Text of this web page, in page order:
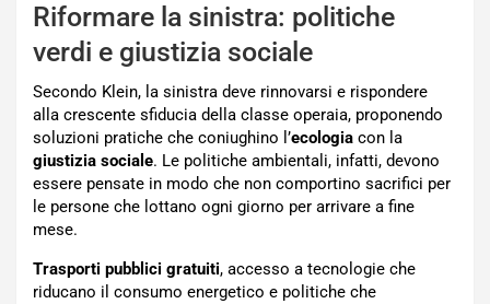
Riformare la sinistra: politiche
verdi e giustizia sociale
Secondo Klein, la sinistra deve rinnovarsi e rispondere
alla crescente sfiducia della classe operaia, proponendo
soluzioni pratiche che coniughino l’ecologia con la
giustizia sociale. Le politiche ambientali, infatti, devono
essere pensate in modo che non comportino sacrifici per
le persone che lottano ogni giorno per arrivare a fine
mese.
Trasporti pubblici gratuiti, accesso a tecnologie che
riducano il consumo energetico e politiche che